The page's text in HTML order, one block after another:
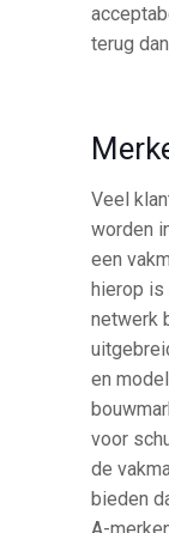
terug
Veel
worden
een
hierop
netwerk
en
voor
de
bieden